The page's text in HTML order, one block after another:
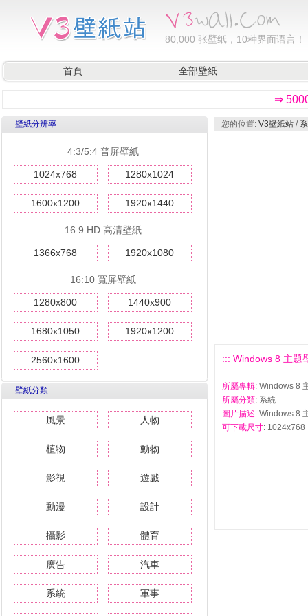
80,000 张壁纸，10种界面语言！
首頁 全部壁紙
⇒
壁紙分辨率
4:3/5:4 普屏壁紙
1024x768 1280x1024
1600x1200 1920x1440
16:9 HD 高清壁紙
1366x768 1920x1080
16:10 寬屏壁紙
1280x800 1440x900
1680x1050 1920x1200
2560x1600
壁紙分類
風景 人物
植物 動物
影視 遊戲
動漫 設計
攝影 體育
廣告 汽車
系統 軍事
您的位置: V3壁紙站 /
::: Windows 8 主題
所屬專輯: Windows 8
所屬分類: 系統
圖片描述: Windows 8
可下載尺寸: